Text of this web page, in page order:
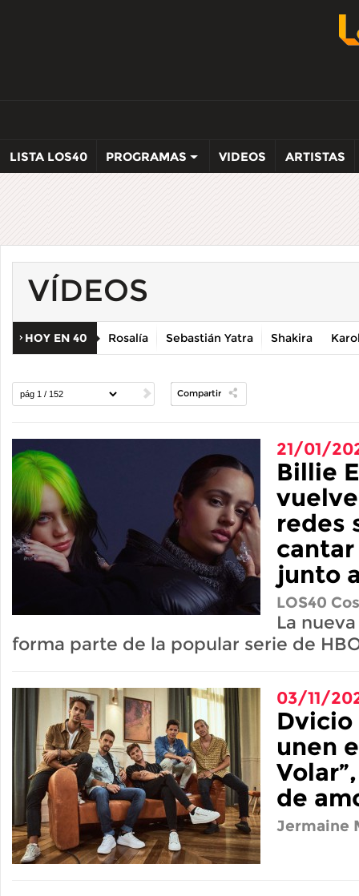
LISTA LOS40 PROGRAMAS VIDEOS ARTISTAS
VÍDEOS
HOY EN 40 Rosalía Sebastián Yatra Shakira
Compartir
21/01/
Billie
redes
junto
LOS40
La
forma parte de la popular serie de
03/11/
Dvicio
unen
de
Jermaine